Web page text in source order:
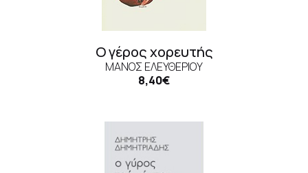
Ο γέρος χορευτής
ΜΆΝΟΣ ΕΛΕΥΘΕΡΊΟΥ
8,40€